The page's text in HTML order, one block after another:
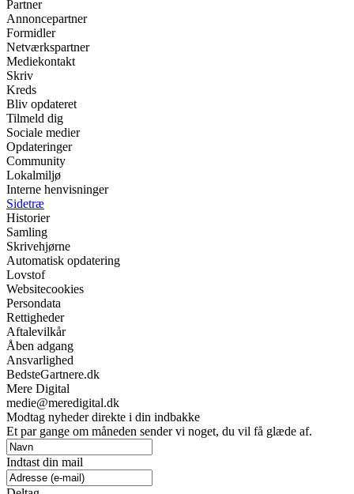
Partner
Annoncepartner
Formidler
Netværkspartner
Mediekontakt
Skriv
Kreds
Bliv opdateret
Tilmeld dig
Sociale medier
Opdateringer
Community
Lokalmiljø
Interne henvisninger
Sidetræ
Historier
Samling
Skrivehjørne
Automatisk opdatering
Lovstof
Websitecookies
Persondata
Rettigheder
Aftalevilkår
Åben adgang
Ansvarlighed
BedsteGartnere.dk
Mere Digital
medie@meredigital.dk
Modtag nyheder direkte i din indbakke
Et par gange om måneden sender vi noget, du vil få glæde af.
Indtast din mail